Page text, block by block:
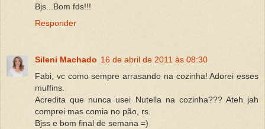
Bjs...Bom fds!!!
Responder
Sileni Machado 16 de abril de 2011 às 08:30
Fabi, vc como sempre arrasando na cozinha! Adorei esses
muffins.
Acredita que nunca usei Nutella na cozinha??? Ateh jah
comprei mas comia no pão, rs.
Bjss e bom final de semana =)